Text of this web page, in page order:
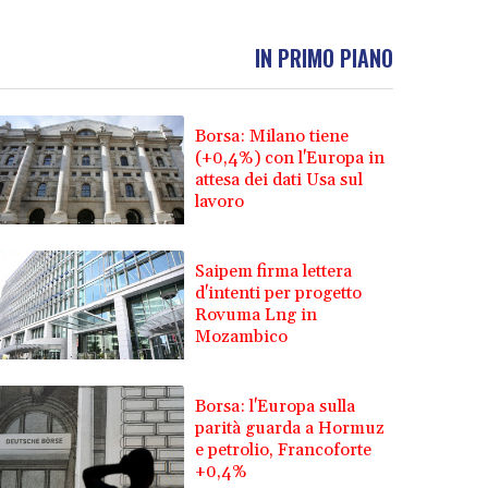
IN PRIMO PIANO
Borsa: Milano tiene
(+0,4%) con l'Europa in
attesa dei dati Usa sul
lavoro
Saipem firma lettera
d'intenti per progetto
Rovuma Lng in
Mozambico
Borsa: l'Europa sulla
parità guarda a Hormuz
e petrolio, Francoforte
+0,4%